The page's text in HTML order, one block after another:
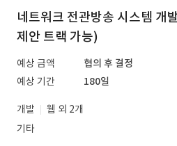
네트워크 전관방송 시스템 개
제안 트랙 가능)
예상 금액
협의 후 결정
예상 기간
180일
개발
웹 외 2개
기타